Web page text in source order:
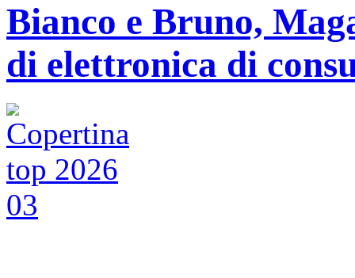
Bianco e Bruno,
di elettronica di